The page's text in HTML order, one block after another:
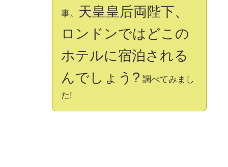
事。
天皇皇后両陛下、
ロンドンではどこの
ホテルに宿泊される
んでしょう? 調べてみまし
た!